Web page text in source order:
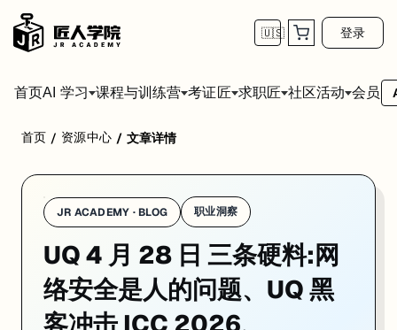
🇺🇸 登录
首页AI 学习 课程与训练营 考证匠 求职匠 社区活动 会员
学校：昆士兰大学 / University of Queensland
UQ 这周三条新闻方向完全不同但都很硬。Cyber Research Centre 的
01. UQ Cyber Research Centre 新研究:网络
：UQ Cyber Research Centre 的 Dr Ivano Bongiovanni 4 月
UQ Cyber Research Centre 的 Dr Ivano Bongiovanni 4 月 28 日在《
Bongiovanni 提出一个四层评估框架:行业层（监管和合规预期）、组
首页 / 资源中心 / 文章详情
JR ACADEMY · BLOG 职业洞察
UQ 4 月 28 日 三条硬料:网
络安全是人的问题、UQ 黑